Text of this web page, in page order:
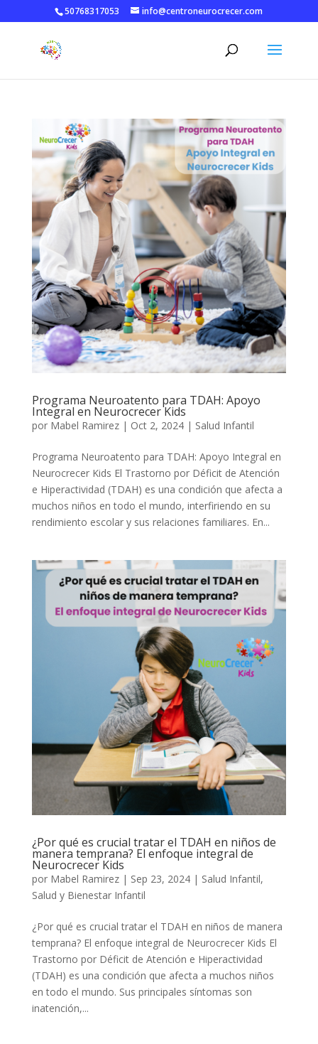
50768317053 info@centroneurocrecer.com
Programa Neuroatento para TDAH: Apoyo
Integral en Neurocrecer Kids
por Mabel Ramirez| Oct 2, 2024| Salud Infantil
Programa Neuroatento para TDAH: Apoyo Integral en
Neurocrecer Kids El Trastorno por Déficit de Atención
e Hiperactividad (TDAH) es una condición que afecta a
muchos niños en todo el mundo, interfiriendo en su
rendimiento escolar y sus relaciones familiares. En...
¿Por qué es crucial tratar el TDAH en niños de
manera temprana? El enfoque integral de
Neurocrecer Kids
por Mabel Ramirez| Sep 23, 2024| Salud Infantil,
Salud y Bienestar Infantil
¿Por qué es crucial tratar el TDAH en niños de manera
temprana? El enfoque integral de Neurocrecer Kids El
Trastorno por Déficit de Atención e Hiperactividad
(TDAH) es una condición que afecta a muchos niños
en todo el mundo. Sus principales síntomas son
inatención,...